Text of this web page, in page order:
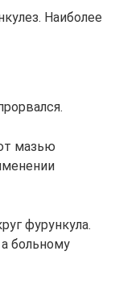
Наиболее
мазью
фурункула.
больному